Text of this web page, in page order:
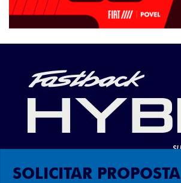
SOLICITAR PROPOSTA